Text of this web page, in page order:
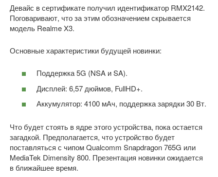
Девайс в сертификате получил идентификатор RMX2142.
Поговаривают, что за этим обозначением скрывается
модель Realme X3.
Основные характеристики будущей новинки:
Поддержка 5G (NSA и SA).
Дисплей: 6,57 дюймов, FullHD+.
Аккумулятор: 4100 мАч, поддержка зарядки 30 Вт.
Что будет стоять в ядре этого устройства, пока остается
загадкой. Предполагается, что устройство будет
поставляться с чипом Qualcomm Snapdragon 765G или
MediaTek Dimensity 800. Презентация новинки ожидается
в ближайшее время.